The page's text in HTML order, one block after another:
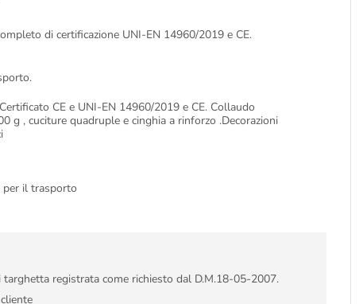
di certificazione UNI-EN 14960/2019 e CE.
CE e UNI-EN 14960/2019 e CE. Collaudo
g , cuciture quadruple e cinghia a rinforzo .Decorazioni
per il trasporto
registrata come richiesto dal D.M.18-05-2007.